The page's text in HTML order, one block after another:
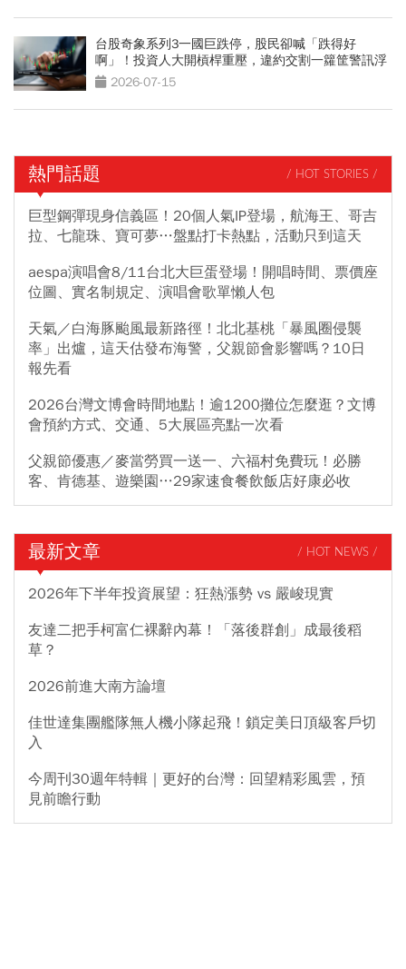
台股奇象系列3一國巨跌停，股民卻喊「跌得好
啊」！投資人大開槓桿重壓，違約交割一籮筐警訊浮
現 2026-07-15
熱門話題 / HOT STORIES /
巨型鋼彈現身信義區！20個人氣IP登場，航海王、哥吉
拉、七龍珠、寶可夢…盤點打卡熱點，活動只到這天
aespa演唱會8/11台北大巨蛋登場！開唱時間、票價座
位圖、實名制規定、演唱會歌單懶人包
天氣／白海豚颱風最新路徑！北北基桃「暴風圈侵襲
率」出爐，這天估發布海警，父親節會影響嗎？10日
報先看
2026台灣文博會時間地點！逾1200攤位怎麼逛？文博
會預約方式、交通、5大展區亮點一次看
父親節優惠／麥當勞買一送一、六福村免費玩！必勝
客、肯德基、遊樂園…29家速食餐飲飯店好康必收
最新文章 / HOT NEWS /
2026年下半年投資展望：狂熱漲勢 vs 嚴峻現實
友達二把手柯富仁裸辭內幕！「落後群創」成最後稻
草？
2026前進大南方論壇
佳世達集團艦隊無人機小隊起飛！鎖定美日頂級客戶切
入
今周刊30週年特輯｜更好的台灣：回望精彩風雲，預
見前瞻行動